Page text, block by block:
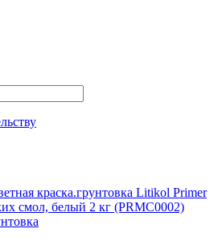
краска.грунтовка Litikol Primer
смол, белый 2 кг (PRMC0002)